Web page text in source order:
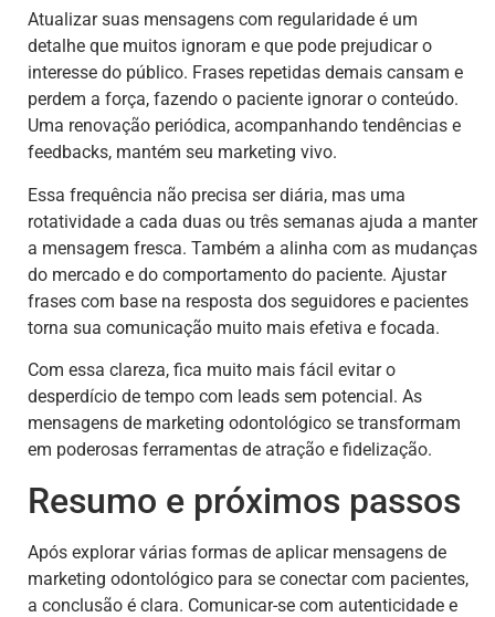
Atualizar suas mensagens com regularidade é um
detalhe que muitos ignoram e que pode prejudicar o
interesse do público. Frases repetidas demais cansam e
perdem a força, fazendo o paciente ignorar o conteúdo.
Uma renovação periódica, acompanhando tendências e
feedbacks, mantém seu marketing vivo.
Essa frequência não precisa ser diária, mas uma
rotatividade a cada duas ou três semanas ajuda a manter
a mensagem fresca. Também a alinha com as mudanças
do mercado e do comportamento do paciente. Ajustar
frases com base na resposta dos seguidores e pacientes
torna sua comunicação muito mais efetiva e focada.
Com essa clareza, fica muito mais fácil evitar o
desperdício de tempo com leads sem potencial. As
mensagens de marketing odontológico se transformam
em poderosas ferramentas de atração e fidelização.
Resumo e próximos passos
Após explorar várias formas de aplicar mensagens de
marketing odontológico para se conectar com pacientes,
a conclusão é clara. Comunicar-se com autenticidade e